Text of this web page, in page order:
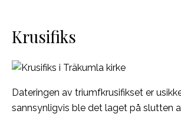
Krusifiks
Dateringen av triumfkrusifikset er
sannsynligvis ble det laget på slutten